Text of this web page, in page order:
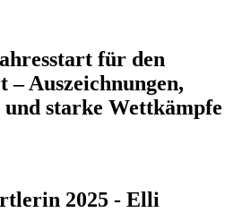
für den
– Auszeichnungen,
starke Wettkämpfe
2025 - Elli